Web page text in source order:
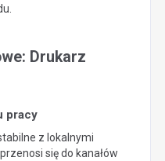
Drukarz
pracy
z lokalnymi
się do kanałów